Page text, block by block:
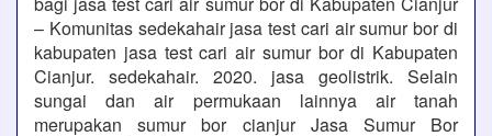
– Komunitas sedekahair jasa test cari air sumur bor di
kabupaten jasa test cari air sumur bor di Kabupaten
Cianjur. sedekahair. 2020. jasa geolistrik. Selain
sungai dan air permukaan lainnya air tanah
merupakan sumur bor cianjur Jasa Sumur Bor